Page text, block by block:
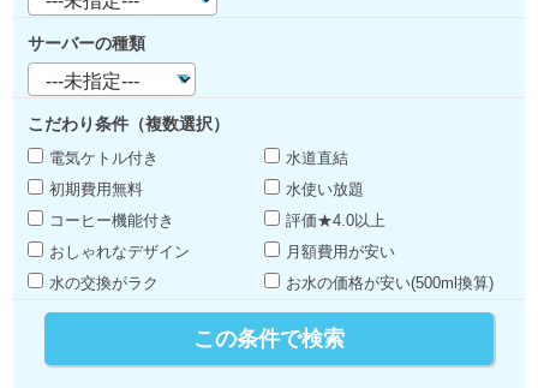
サーバーの種類
こだわり条件（複数選択）
電気ケトル付き
水道直結
初期費用無料
水使い放題
コーヒー機能付き
評価★4.0以上
おしゃれなデザイン
月額費用が安い
水の交換がラク
お水の価格が安い(500ml換算)